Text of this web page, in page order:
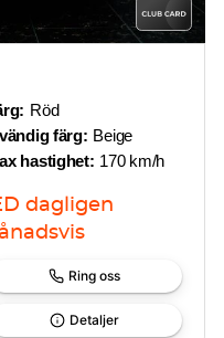
Röd
färg: Beige
hastighet: 170 km/h
dagligen
Ring oss
Detaljer